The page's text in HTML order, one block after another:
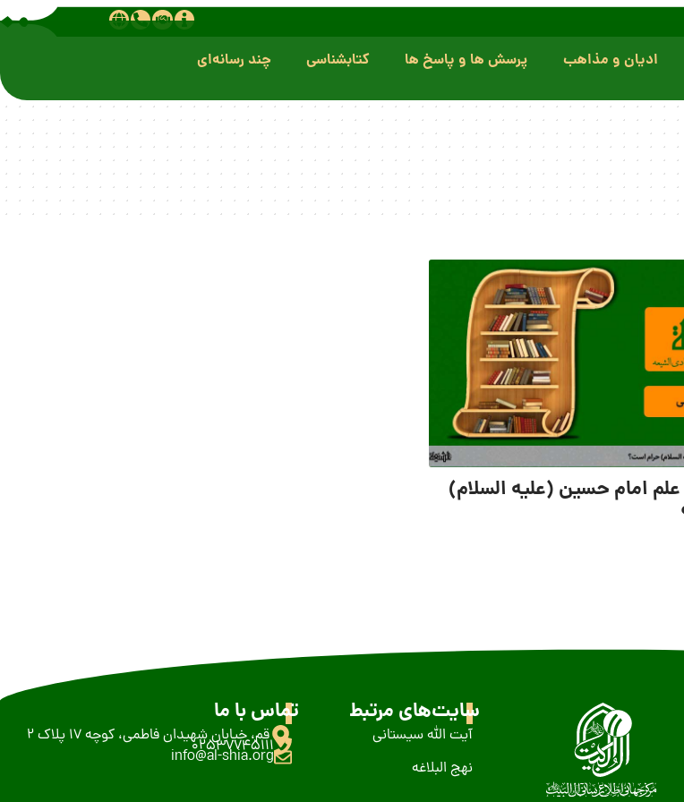
ادیان و مذاهب پرسش ها و پاسخ ها کتابشناسی چند رسانه‌ای
امام حسین (علیه السلام)
سایت‌های مرتبط
آیت الله سیستانی
نهج البلاغه
تماس با ما
قم، خیابان شهیدان فاطمی، کوچه 17 پلاک 2
02537745111
info@al-shia.org